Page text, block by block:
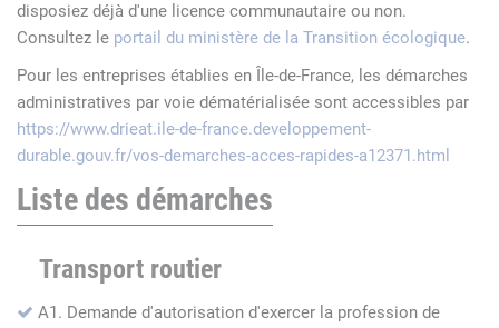
disposiez déjà d'une licence communautaire ou non.
Consultez le portail du ministère de la Transition écologique.
Pour les entreprises établies en Île-de-France, les démarches
administratives par voie dématérialisée sont accessibles par
https://www.drieat.ile-de-france.developpement-
durable.gouv.fr/vos-demarches-acces-rapides-a12371.html
Liste des démarches
Transport routier
A1. Demande d'autorisation d'exercer la profession de